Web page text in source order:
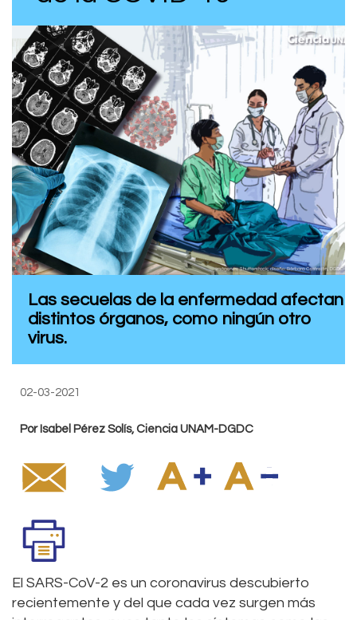
Las secuelas de la enfermedad afectan
distintos órganos, como ningún otro
virus.
02-03-2021
Por Isabel Pérez Solís, Ciencia UNAM-DGDC
El SARS-CoV-2 es un coronavirus descubierto
recientemente y del que cada vez surgen más